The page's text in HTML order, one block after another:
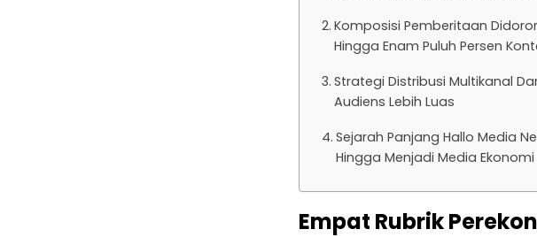
Komposisi Pemberitaan
Hingga Enam Puluh Persen
Strategi Distribusi Multikanal
Audiens Lebih Luas
Sejarah Panjang Hallo Media
Hingga Menjadi Media Ekonomi
Empat Rubrik